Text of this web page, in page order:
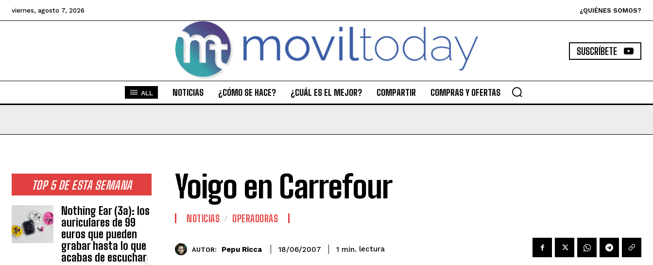
viernes, agosto 7, 2026 ¿QUIÉNES SOMOS?
SUSCRÍBETE
ALL NOTICIAS ¿CÓMO SE HACE? ¿CUÁL ES EL MEJOR? COMPARTIR COMPRAS Y OFERTAS
TOP 5 DE ESTA SEMANA
Nothing Ear (3a): los
auriculares de 99
euros que pueden
grabar hasta lo que
acabas de escuchar
Yoigo en Carrefour
NOTICIAS OPERADORAS
AUTOR: Pepu Ricca 18/06/2007 1 min. lectura